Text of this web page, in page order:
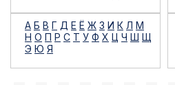
А Б В Г Д Е Ё Ж З И К Л М
Н О П Р С Т У Ф Х Ц Ч Ш Щ
Э Ю Я